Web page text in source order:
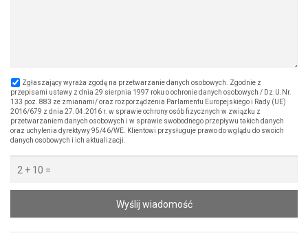
Zgłaszający wyraża zgodę na przetwarzanie danych osobowych. Zgodnie z
przepisami ustawy z dnia 29 sierpnia 1997 roku o ochronie danych osobowych / Dz.U.Nr.
133 poz. 883 ze zmianami/ oraz rozporządzenia Parlamentu Europejskiego i Rady (UE)
2016/679 z dnia 27.04.2016 r. w sprawie ochrony osób fizycznych w związku z
przetwarzaniem danych osobowych i w sprawie swobodnego przepływu takich danych
oraz uchylenia dyrektywy 95/46/WE. Klientowi przysługuje prawo do wglądu do swoich
danych osobowych i ich aktualizacji.
Wyślij wiadomość